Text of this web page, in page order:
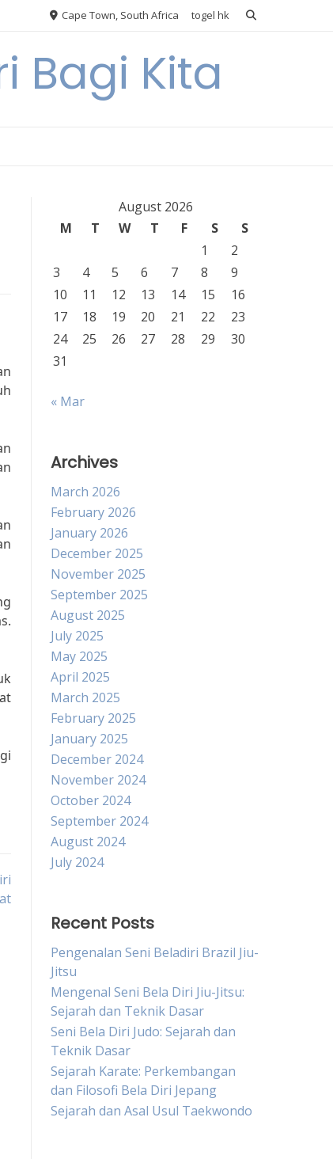
Cape Town, South Africa togel hk
Bagi Kita
August 2026
M
T W T F S
S
1
2
3
4 5 6 7 8
9
10
11 12 13 14 15
16
17
18 19 20 21 22
23
24
25 26 27 28 29
30
31
« Mar
Archives
March 2026
February 2026
January 2026
December 2025
November 2025
September 2025
August 2025
July 2025
May 2025
April 2025
March 2025
February 2025
January 2025
December 2024
November 2024
October 2024
September 2024
August 2024
July 2024
Recent Posts
Pengenalan Seni Beladiri Brazil Jiu-
Jitsu
Mengenal Seni Bela Diri Jiu-Jitsu:
Sejarah dan Teknik Dasar
Seni Bela Diri Judo: Sejarah dan
Teknik Dasar
Sejarah Karate: Perkembangan
dan Filosofi Bela Diri Jepang
Sejarah dan Asal Usul Taekwondo